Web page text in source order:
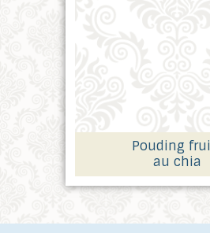
Pouding
au chia